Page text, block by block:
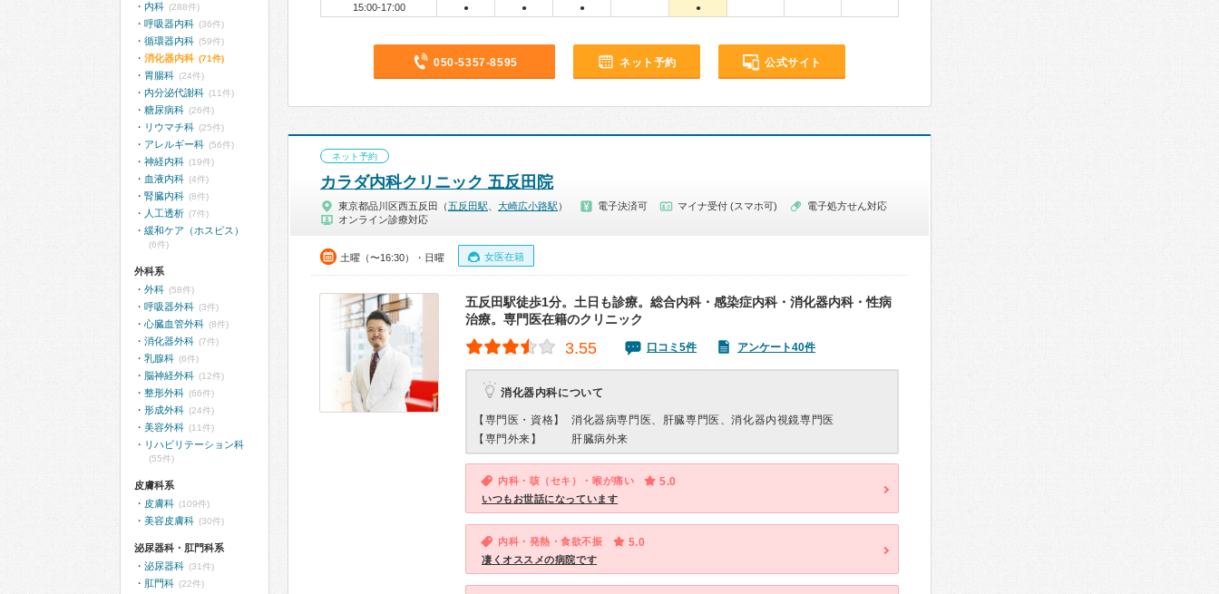
15:00-17:00 ● ● ● ●
050-5357-8595 ネット予約 公式サイト
ネット予約
カラダ内科クリニック 五反田院
東京都品川区西五反田（五反田駅 大崎広小路駅 ） 電子決済可 マイナ受付 (スマホ可)
電子処方せん対応
オンライン診療対応
土曜（〜16:30）・日曜 女医在籍
五反田駅徒歩1分。土日も診療。総合内科・感染症内科・消化器内科・性病
治療。専門医在籍のクリニック
3.55 口コミ5件 アンケート40件
消化器内科について
【専門医・資格】
消化器病専門医、肝臓専門医、消化器内視鏡専門医
【専門外来】
肝臓病外来
内科・咳（セキ）・喉が痛い 5.0
いつもお世話になっています
内科・発熱・食欲不振 5.0
凄くオススメの病院です
内科 (288件)
呼吸器内科 (36件)
循環器内科 (59件)
消化器内科 (71件)
胃腸科 (24件)
内分泌代謝科 (11件)
糖尿病科 (26件)
リウマチ科 (25件)
アレルギー科 (56件)
神経内科 (19件)
血液内科 (4件)
腎臓内科 (8件)
人工透析 (7件)
緩和ケア（ホスピス）
(6件)
外科系
外科 (58件)
呼吸器外科 (3件)
心臓血管外科 (8件)
消化器外科 (7件)
乳腺科 (6件)
脳神経外科 (12件)
整形外科 (66件)
形成外科 (24件)
美容外科 (11件)
リハビリテーション科
(55件)
皮膚科系
皮膚科 (109件)
美容皮膚科 (30件)
泌尿器科・肛門科系
泌尿器科 (31件)
肛門科 (22件)